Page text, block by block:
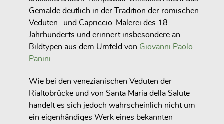
Gemälde deutlich in der Tradition der römischen
Veduten- und Capriccio-Malerei des 18.
Jahrhunderts und erinnert insbesondere an
Bildtypen aus dem Umfeld von Giovanni Paolo
Panini
Wie bei den venezianischen Veduten der
Rialtobrücke und von Santa Maria della Salute
handelt es sich jedoch wahrscheinlich nicht um
ein eigenhändiges Werk eines bekannten